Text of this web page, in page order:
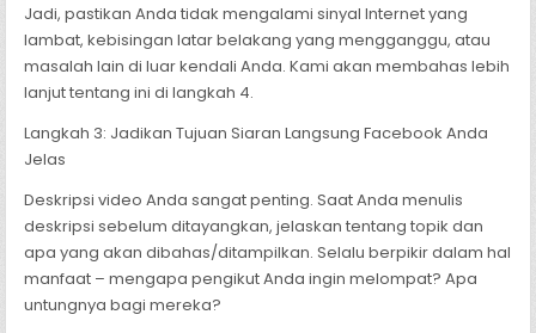
Jadi, pastikan Anda tidak mengalami sinyal Internet yang
lambat, kebisingan latar belakang yang mengganggu, atau
masalah lain di luar kendali Anda. Kami akan membahas lebih
lanjut tentang ini di langkah 4.
Langkah 3: Jadikan Tujuan Siaran Langsung Facebook Anda
Jelas
Deskripsi video Anda sangat penting. Saat Anda menulis
deskripsi sebelum ditayangkan, jelaskan tentang topik dan
apa yang akan dibahas/ditampilkan. Selalu berpikir dalam hal
manfaat – mengapa pengikut Anda ingin melompat? Apa
untungnya bagi mereka?